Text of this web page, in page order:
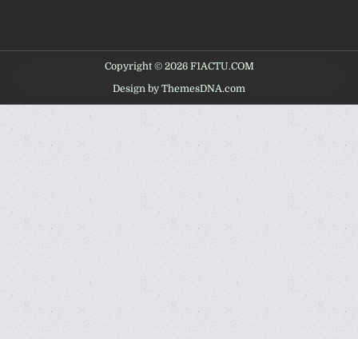
Copyright © 2026 F1ACTU.COM
Design by ThemesDNA.com